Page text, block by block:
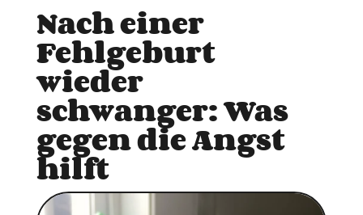
Nach einer
Fehlgeburt
wieder
schwanger: Was
gegen die Angst
hilft